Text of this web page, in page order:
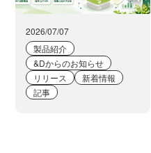
2026/07/07
製品紹介
&Dからのお知らせ
リリース
新着情報
記事